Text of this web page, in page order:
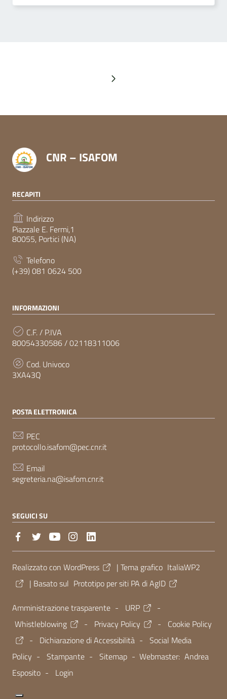
Pagina successiva
CNR – ISAFOM
RECAPITI
Indirizzo
Piazzale E. Fermi,1
80055, Portici (NA)
Telefono
(+39) 081 0624 500
INFORMAZIONI
C.F. / P.IVA
80054330586 / 02118311006
Cod. Univoco
3XA43Q
POSTA ELETTRONICA
PEC
protocollo.isafom@pec.cnr.it
Email
segreteria.na@isafom.cnr.it
SEGUICI SU
Sezione Link Utili
Realizzato con WordPress | Tema grafico ItaliaWP2
| Basato sul Prototipo per siti PA di AgID
Amministrazione trasparente - URP
-
Whistleblowing
- Privacy Policy -
Cookie Policy
-
Dichiarazione di Accessibilità - Social Media
Policy - Stampante - Sitemap - Webmaster: Andrea
Esposito - Login